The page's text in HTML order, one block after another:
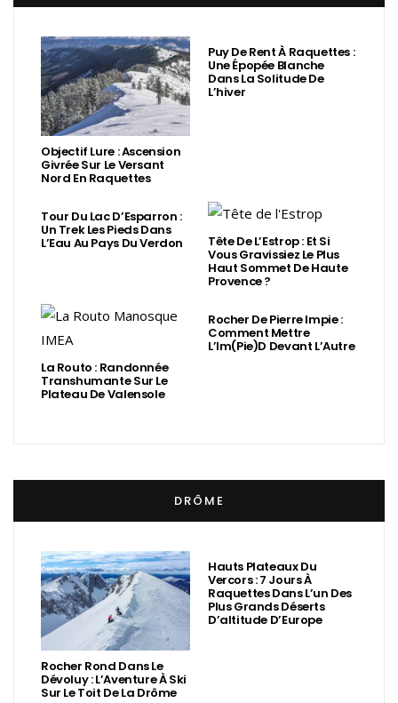
Objectif Lure : Ascension
Givrée Sur Le Versant
Nord En Raquettes
Puy De Rent À Raquettes :
Une Épopée Blanche
Dans La Solitude De
L’hiver
Tour Du Lac D’Esparron :
Un Trek Les Pieds Dans
L’Eau Au Pays Du Verdon Tête De L’Estrop : Et Si
Vous Gravissiez Le Plus
Haut Sommet De Haute
Provence ?
La Routo : Randonnée
Transhumante Sur Le
Plateau De Valensole
Rocher De Pierre Impie :
Comment Mettre
L’Im(Pie)d Devant L’Autre
DRÔME
Rocher Rond Dans Le
Dévoluy : L’Aventure À Ski
Sur Le Toit De La Drôme
Hauts Plateaux Du
Vercors : 7 Jours À
Raquettes Dans L’un Des
Plus Grands Déserts
D’altitude D’Europe